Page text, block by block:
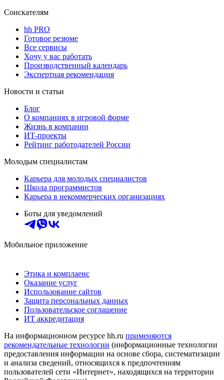
Соискателям
hh PRO
Готовое резюме
Все сервисы
Хочу у вас работать
Производственный календарь
Экспертная рекомендация
Новости и статьи
Блог
О компаниях в игровой форме
Жизнь в компании
ИТ-проекты
Рейтинг работодателей России
Молодым специалистам
Карьера для молодых специалистов
Школа программистов
Карьера в некоммерческих организациях
Боты для уведомлений
Мобильное приложение
Этика и комплаенс
Оказание услуг
Использование сайтов
Защита персональных данных
Пользовательское соглашение
ИТ аккредитация
На информационном ресурсе hh.ru применяются
рекомендательные технологии (информационные технологии
предоставления информации на основе сбора, систематизации
и анализа сведений, относящихся к предпочтениям
пользователей сети «Интернет», находящихся на территории